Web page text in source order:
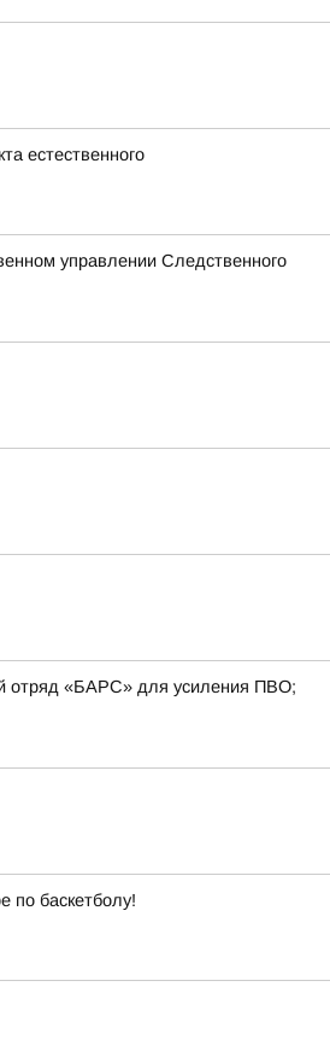
естественного
управлении Следственного
отряд «БАРС» для усиления ПВО;
по баскетболу!